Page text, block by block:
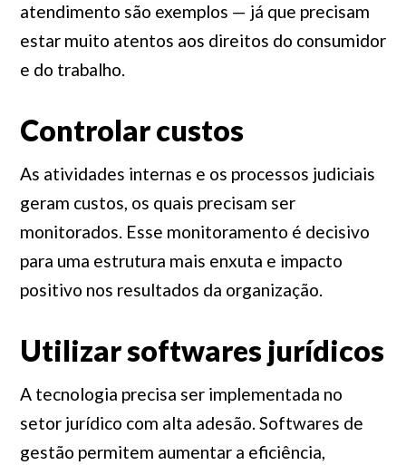
atendimento são exemplos — já que precisam
estar muito atentos aos direitos do consumidor
e do trabalho.
Controlar custos
As atividades internas e os processos judiciais
geram custos, os quais precisam ser
monitorados. Esse monitoramento é decisivo
para uma estrutura mais enxuta e impacto
positivo nos resultados da organização.
Utilizar softwares jurídicos
A tecnologia precisa ser implementada no
setor jurídico com alta adesão.Softwares de
gestão permitem aumentar a eficiência,